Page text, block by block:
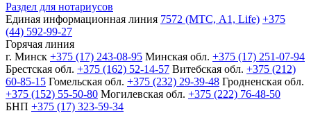
Раздел для нотариусов
Единая информационная линия 7572 (МТС, A1, Life) +375
(44) 592-99-27
Горячая линия
г. Минск +375 (17) 243-08-95 Минская обл. +375 (17) 251-07-94
Брестская обл. +375 (162) 52-14-57 Витебская обл. +375 (212)
60-85-15 Гомельская обл. +375 (232) 29-39-48 Гродненская обл.
+375 (152) 55-50-80 Могилевская обл. +375 (222) 76-48-50
БНП +375 (17) 323-59-34